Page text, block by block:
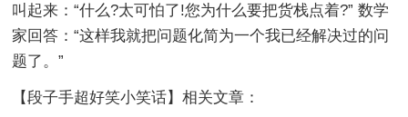
叫起来：“什么?太可怕了!您为什么要把货栈点着?” 数学
家回答：“这样我就把问题化简为一个我已经解决过的问
题了。”
【段子手超好笑小笑话】相关文章：